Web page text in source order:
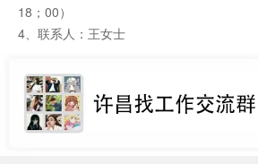
18；00）
4、联系人：王女士